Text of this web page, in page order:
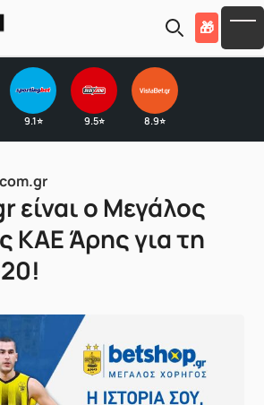
🎁
9.1⭐ 9.5⭐ 8.9⭐
είναι ο Μεγάλος
ΚΑΕ Άρης για τη